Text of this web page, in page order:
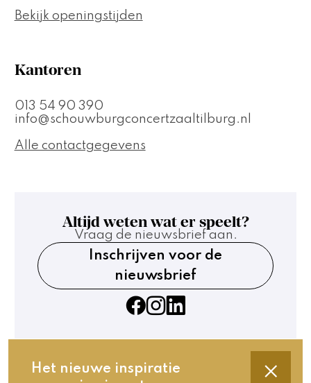
Het nieuwe inspiratie
Bekijk openingstijden
Kantoren
013 54 90 390
info@schouwburgconcertzaaltilburg.nl
Alle contactgegevens
Altijd weten wat er speelt?
Vraag de nieuwsbrief aan.
Inschrijven voor de
nieuwsbrief